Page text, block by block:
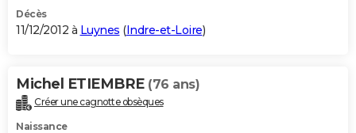
Décès
11/12/2012 à Luynes (Indre-et-Loire)
Michel ETIEMBRE (76 ans)
Créer une cagnotte obsèques
Naissance